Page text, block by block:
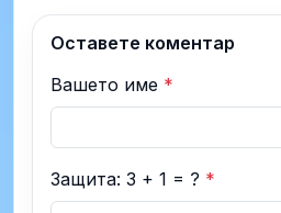
Оставете коментар
Вашето име *
Защита: 3 + 1 = ? *